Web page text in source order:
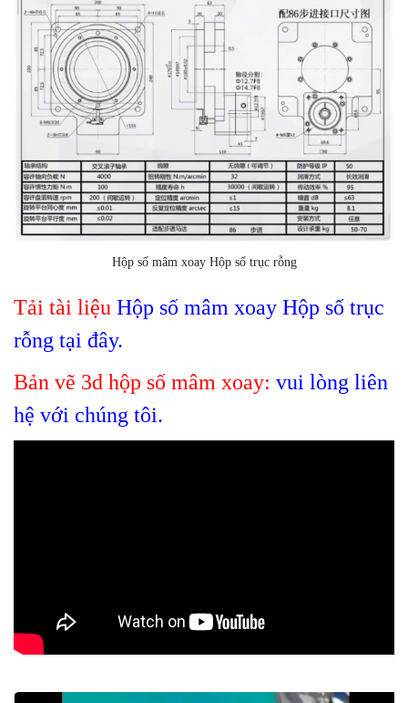
Hộp số mâm xoay Hộp số trục rỗng
Tải tài liệu Hộp số mâm xoay Hộp số trục
rỗng tại đây.
Bản vẽ 3d hộp số mâm xoay: vui lòng liên
hệ với chúng tôi.